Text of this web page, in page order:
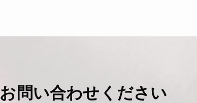
お問い合わせください